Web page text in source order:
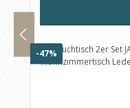
-47% Rabatt